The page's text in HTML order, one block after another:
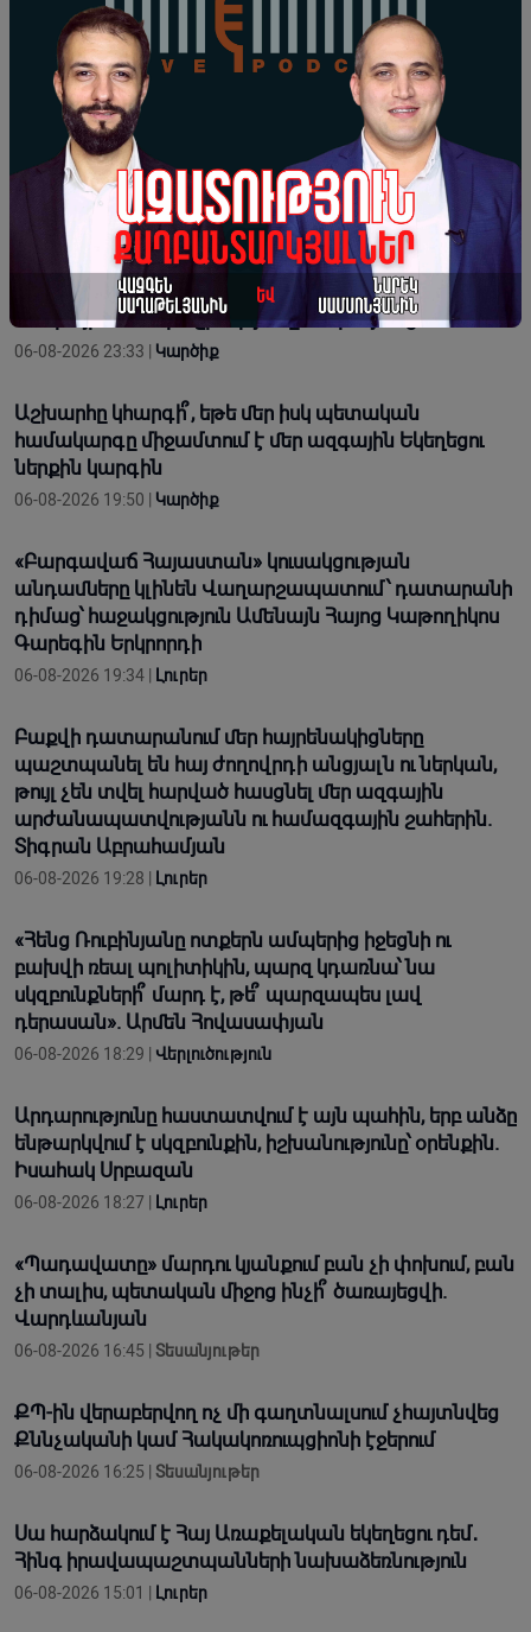
Աղբյուր՝AntiFake.am
Կիսվել:
Լրահոս
Գագիկ Ծառուկյանի դեմ հաշվեհարդարը՝ հարված
հանրային համերաշխությանը. Սուրենյանց
06-08-2026 23:33 | Կարծիք
Աշխարհը կհարգի՞, եթե մեր իսկ պետական
համակարգը միջամտում է մեր ազգային Եկեղեցու
ներքին կարգին
06-08-2026 19:50 | Կարծիք
«Բարգավաճ Հայաստան» կուսակցության
անդամները կլինեն Վաղարշապատում՝ դատարանի
դիմաց՝ հաջակցություն Ամենայն Հայոց Կաթողիկոս
Գարեգին Երկրորդի
06-08-2026 19:34 | Լուրեր
Բաքվի դատարանում մեր հայրենակիցները
պաշտպանել են հայ ժողովրդի անցյալն ու ներկան,
թույլ չեն տվել հարված հասցնել մեր ազգային
արժանապատվությանն ու համազգային շահերին.
Տիգրան Աբրահամյան
06-08-2026 19:28 | Լուրեր
«Հենց Ռուբինյանը ոտքերն ամպերից իջեցնի ու
բախվի ռեալ պոլիտիկին, պարզ կդառնա՝ նա
սկզբունքների՞ մարդ է, թե՞ պարզապես լավ
դերասան». Արմեն Հովասափյան
06-08-2026 18:29 | Վերլուծություն
Արդարությունը հաստատվում է այն պահին, երբ անձը
ենթարկվում է սկզբունքին, իշխանությունը՝ օրենքին.
Իսահակ Սրբազան
06-08-2026 18:27 | Լուրեր
«Պադավատը» մարդու կյանքում բան չի փոխում, բան
չի տալիս, պետական միջոց ինչի՞ ծառայեցվի.
Վարդևանյան
06-08-2026 16:45 | Տեսանյութեր
ՔՊ-ին վերաբերվող ոչ մի գաղտնալսում չհայտնվեց
Քննչականի կամ Հակակոռուպցիոնի էջերում
06-08-2026 16:25 | Տեսանյութեր
Սա հարձակում է Հայ Առաքելական եկեղեցու դեմ․
Հինգ իրավապաշտպանների նախաձեռնություն
06-08-2026 15:01 | Լուրեր